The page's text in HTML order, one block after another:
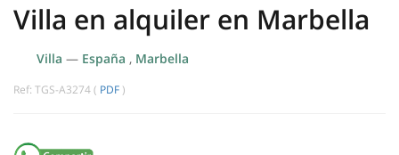
Villa en alquiler en Marbella
Villa — España , Marbella
Ref: TGS-A3274 ( PDF )